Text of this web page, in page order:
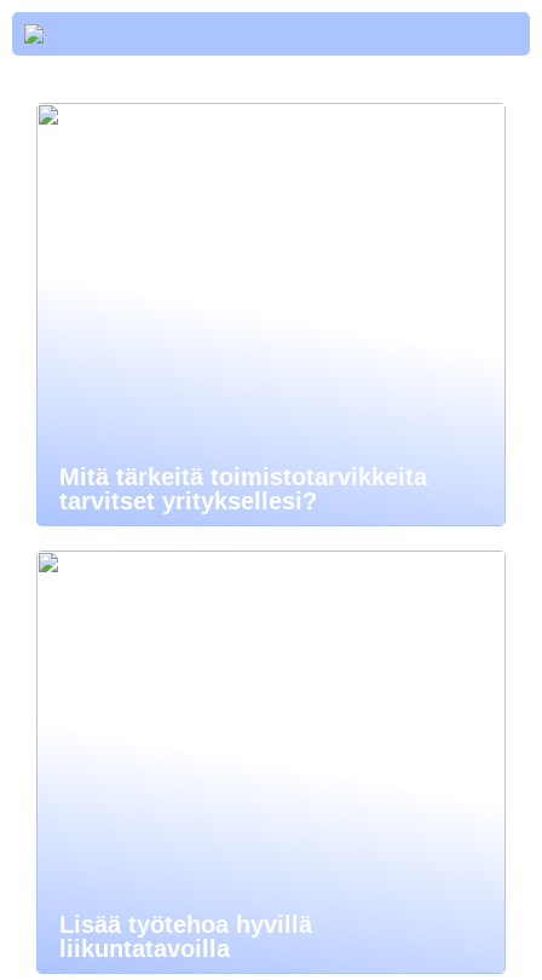
Mitä tärkeitä toimistotarvikkeita
tarvitset yrityksellesi?
Lisää työtehoa hyvillä
liikuntatavoilla